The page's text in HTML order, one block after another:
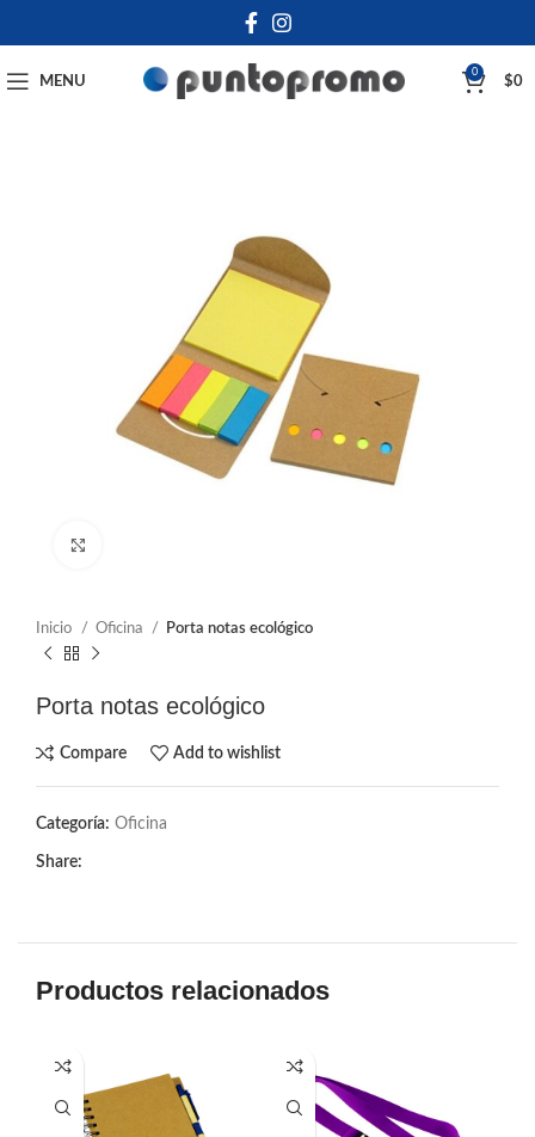
MENU
0
$0
Inicio Oficina Porta notas ecológico
Porta notas ecológico
Compare Add to wishlist
Categoría: Oficina
Share:
Productos relacionados